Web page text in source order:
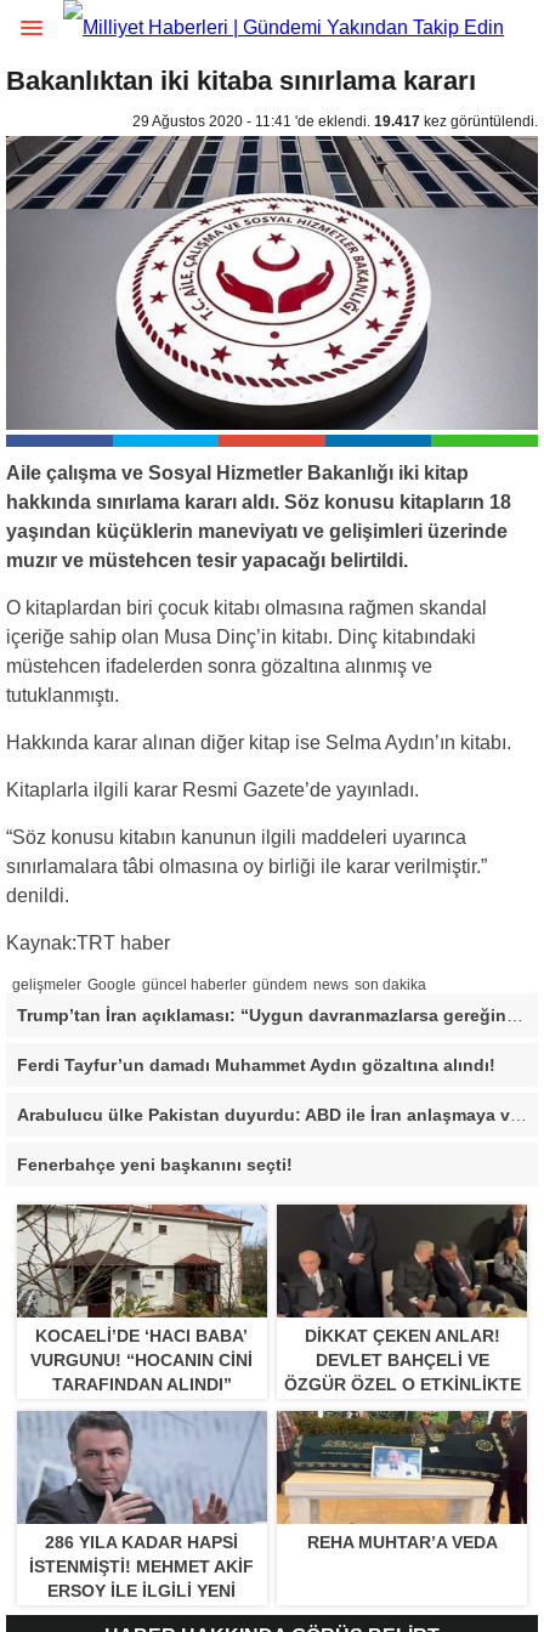
Bakanlıktan iki kitaba sınırlama kararı
29 Ağustos 2020 - 11:41 'de eklendi. 19.417 kez görüntülendi.
Aile çalışma ve Sosyal Hizmetler Bakanlığı iki kitap
hakkında sınırlama kararı aldı. Söz konusu kitapların 18
yaşından küçüklerin maneviyatı ve gelişimleri üzerinde
muzır ve müstehcen tesir yapacağı belirtildi.
O kitaplardan biri çocuk kitabı olmasına rağmen skandal
içeriğe sahip olan Musa Dinç’in kitabı. Dinç kitabındaki
müstehcen ifadelerden sonra gözaltına alınmış ve
tutuklanmıştı.
Hakkında karar alınan diğer kitap ise Selma Aydın’ın kitabı.
Kitaplarla ilgili karar Resmi Gazete’de yayınladı.
“Söz konusu kitabın kanunun ilgili maddeleri uyarınca
sınırlamalara tâbi olmasına oy birliği ile karar verilmiştir.”
denildi.
Kaynak:TRT haber
gelişmeler Google güncel haberler gündem news son dakika
Ferdi Tayfur’un damadı Muhammet Aydın gözaltına alındı!
Arabulucu ülke Pakistan duyurdu: ABD ile İran anlaşmaya vardı
Fenerbahçe yeni başkanını seçti!
KOCAELI’DE ‘HACI BABA’
VURGUNU! “HOCANIN CINI
TARAFINDAN ALINDI”
DIKKAT ÇEKEN ANLAR!
DEVLET BAHÇELI VE
ÖZGÜR ÖZEL O ETKINLIKTE
BIR ARAYA GELDILER
286 YILA KADAR HAPSI
ISTENMIŞTI! MEHMET AKIF
ERSOY ILE ILGILI YENI
GELIŞME
REHA MUHTAR’A VEDA